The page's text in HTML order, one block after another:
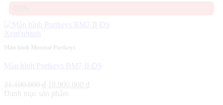
Xem nhanh
Màn hình Monitor Portkeys
Màn hình Portkeys BM7 II-DS
21.100.000₫
Giá
gốc
18.900.000 ₫
Danh mục sản phẩm